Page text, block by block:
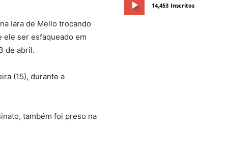
Iara de Mello trocando
ele ser esfaqueado em
de abril.
(15), durante a
também foi preso na
14,453 Inscritos